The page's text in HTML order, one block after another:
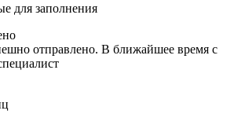
для заполнения
отправлено. В ближайшее время с